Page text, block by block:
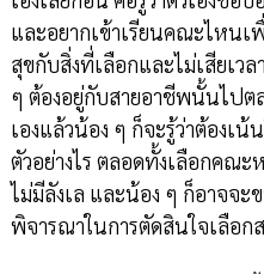
และอยากเข้าเรียนคณะไหนเ
สุขกับสิ่งที่เลือกและไม่เสียเว
ๆ ต้องอยู่กับสายอาชีพนั้นไปต
เองแล้วน้อง ๆ ก็จะรู้ว่าต้องเ
ตัวอย่างไร ตลอดทั้งเลือกคณะ
ไม่มีลังเล และน้อง ๆ ก็อาจจ
พิจารณาในการตัดสินใจเลือก